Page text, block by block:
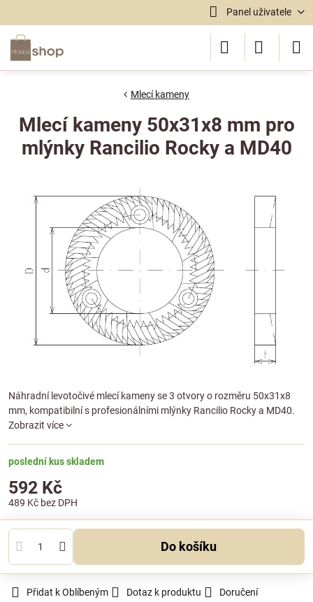
Panel uživatele
Mlecí kameny
Mlecí kameny 50x31x8 mm pro
mlýnky Rancilio Rocky a MD40
Náhradní levotočivé mlecí kameny se 3 otvory o rozměru 50x31x8
mm, kompatibilní s profesionálními mlýnky Rancilio Rocky a MD40.
Zobrazit více
poslední kus skladem
592 Kč
489 Kč bez DPH
Do košíku
Přidat k Oblíbeným Dotaz k produktu Doručení